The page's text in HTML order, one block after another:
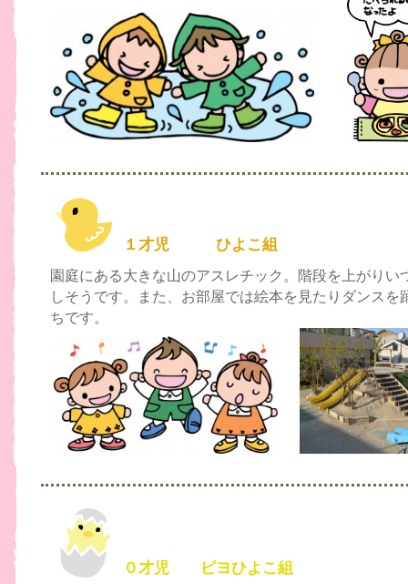
１才児 ひよこ組
園庭にある大きな山のアスレチック。階段を上がり
しそうです。また、お部屋では絵本を見たりダンス
ちです。
０才児 ピヨひよこ組